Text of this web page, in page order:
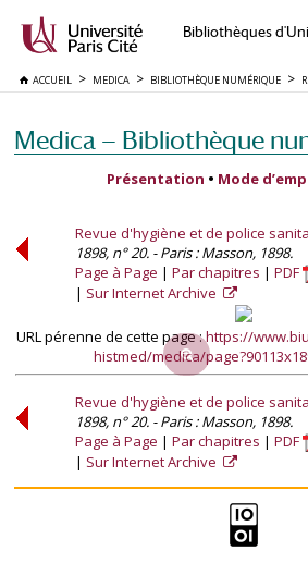
Bibliothèques
ACCUEIL MEDICA BIBLIOTHÈQUE NUMÉRIQUE
Medica — Bibliothèque
Présentation • Mode
Revue d'hygiène et de police
1898, n° 20. - Paris : Masson, 1898.
Page à Page
Par chapitres
PDF
Sur Internet Archive
URL pérenne de cette page :https://
histmed/medica/
Revue d'hygiène et de police
1898, n° 20. - Paris : Masson, 1898.
Page à Page
Par chapitres
PDF
Sur Internet Archive